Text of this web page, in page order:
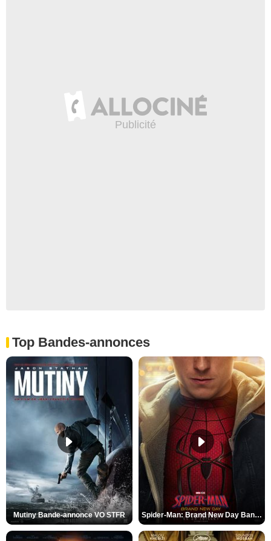
Top Bandes-annonces
Mutiny Bande-annonce VO STFR Spider-Man: Brand New Day Bande-annonce VO STFR